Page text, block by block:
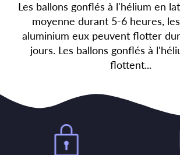
Les ballons gonflés à l'hélium en
moyenne durant 5-6 heures,
aluminium eux peuvent flotter
jours. Les ballons gonflés à
flottent...